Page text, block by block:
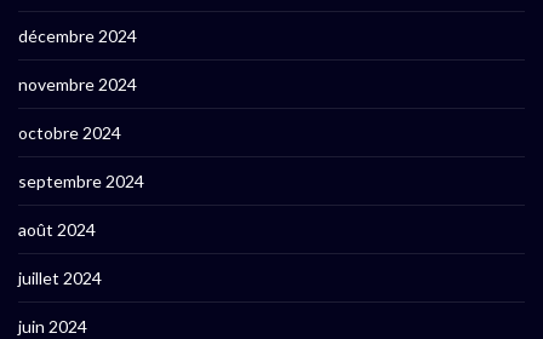
décembre 2024
novembre 2024
octobre 2024
septembre 2024
août 2024
juillet 2024
juin 2024